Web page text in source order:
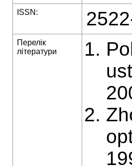
ISSN:
Перелік
літератури